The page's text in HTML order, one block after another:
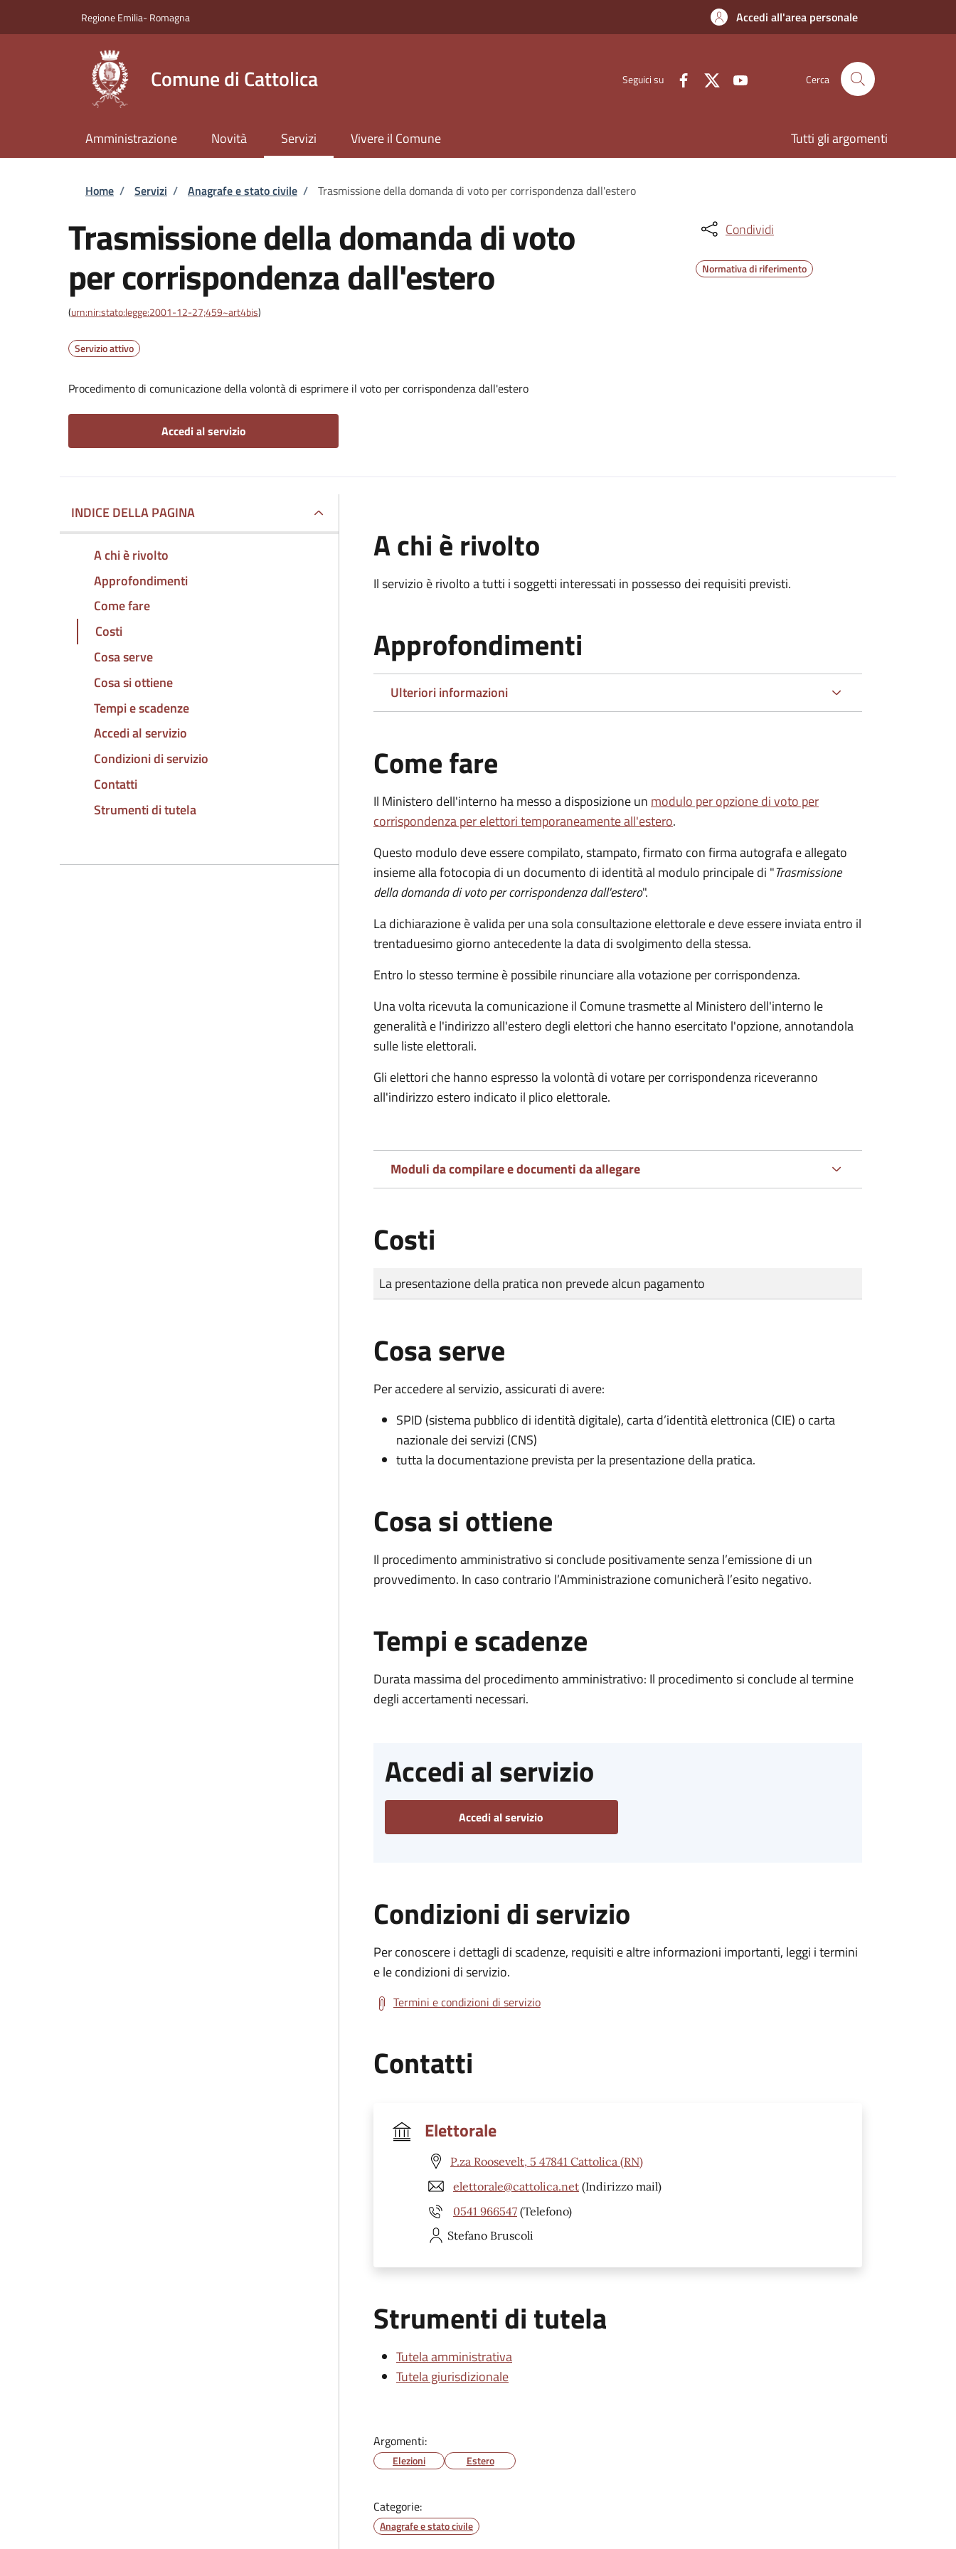
Regione Emilia- Romagna Accedi all'area personale
Comune di Cattolica Seguici su Cerca
Amministrazione Novità Servizi Vivere il Comune Tutti gli argomenti
Briciole di pane
Home / Servizi / Anagrafe e stato civile / Trasmissione della domanda di voto per corrispondenza dall'estero
Trasmissione della domanda di voto
per corrispondenza dall'estero
(urn:nir:stato:legge:2001-12-27;459~art4bis)
Servizio attivo
Procedimento di comunicazione della volontà di esprimere il voto per corrispondenza dall'estero
Accedi al servizio
Condividi
Normativa di riferimento
INDICE DELLA PAGINA
A chi è rivolto
Approfondimenti
Come fare
Costi
Cosa serve
Cosa si ottiene
Tempi e scadenze
Accedi al servizio
Condizioni di servizio
Contatti
Strumenti di tutela
A chi è rivolto
Il servizio è rivolto a tutti i soggetti interessati in possesso dei requisiti previsti.
Approfondimenti
Ulteriori informazioni
Come fare
Il Ministero dell'interno ha messo a disposizione un modulo per opzione di voto per
corrispondenza per elettori temporaneamente all'estero.
Questo modulo deve essere compilato, stampato, firmato con firma autografa e allegato
insieme alla fotocopia di un documento di identità al modulo principale di "Trasmissione
della domanda di voto per corrispondenza dall'estero".
La dichiarazione è valida per una sola consultazione elettorale e deve essere inviata entro il
trentaduesimo giorno antecedente la data di svolgimento della stessa.
Entro lo stesso termine è possibile rinunciare alla votazione per corrispondenza.
Una volta ricevuta la comunicazione il Comune trasmette al Ministero dell'interno le
generalità e l'indirizzo all'estero degli elettori che hanno esercitato l'opzione, annotandola
sulle liste elettorali.
Gli elettori che hanno espresso la volontà di votare per corrispondenza riceveranno
all'indirizzo estero indicato il plico elettorale.
Moduli da compilare e documenti da allegare
Costi
Tipo di pagamento
Importo
La presentazione della pratica non prevede alcun pagamento
Cosa serve
Per accedere al servizio, assicurati di avere:
SPID (sistema pubblico di identità digitale), carta d’identità elettronica (CIE) o carta
nazionale dei servizi (CNS)
tutta la documentazione prevista per la presentazione della pratica.
Cosa si ottiene
Il procedimento amministrativo si conclude positivamente senza l’emissione di un
provvedimento. In caso contrario l’Amministrazione comunicherà l’esito negativo.
Tempi e scadenze
Durata massima del procedimento amministrativo: Il procedimento si conclude al termine
degli accertamenti necessari.
Accedi al servizio
Accedi al servizio
Condizioni di servizio
Per conoscere i dettagli di scadenze, requisiti e altre informazioni importanti, leggi i termini
e le condizioni di servizio.
Termini e condizioni di servizio
Contatti
Elettorale
P.za Roosevelt, 5 47841 Cattolica (RN)
elettorale@cattolica.net (Indirizzo mail)
0541 966547 (Telefono)
Stefano Bruscoli
Strumenti di tutela
Tutela amministrativa
Tutela giurisdizionale
Argomenti:
Elezioni Estero
Categorie:
Anagrafe e stato civile